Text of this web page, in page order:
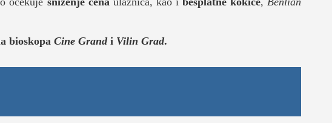
bioskopa Cine Grandi Vilin Grad.